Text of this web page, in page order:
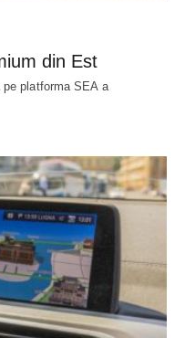
din Est
platforma SEA a